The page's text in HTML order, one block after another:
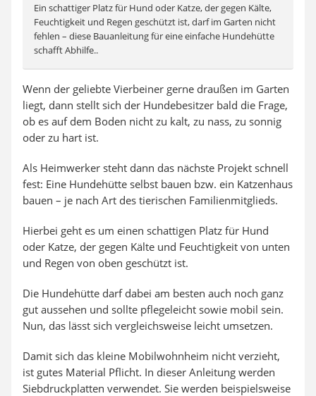
Ein schattiger Platz für Hund oder Katze, der gegen Kälte,
Feuchtigkeit und Regen geschützt ist, darf im Garten nicht
fehlen – diese Bauanleitung für eine einfache Hundehütte
schafft Abhilfe..
Wenn der geliebte Vierbeiner gerne draußen im Garten
liegt, dann stellt sich der Hundebesitzer bald die Frage,
ob es auf dem Boden nicht zu kalt, zu nass, zu sonnig
oder zu hart ist.
Als Heimwerker steht dann das nächste Projekt schnell
fest: Eine Hundehütte selbst bauen bzw. ein Katzenhaus
bauen – je nach Art des tierischen Familienmitglieds.
Hierbei geht es um einen schattigen Platz für Hund
oder Katze, der gegen Kälte und Feuchtigkeit von unten
und Regen von oben geschützt ist.
Die Hundehütte darf dabei am besten auch noch ganz
gut aussehen und sollte pflegeleicht sowie mobil sein.
Nun, das lässt sich vergleichsweise leicht umsetzen.
Damit sich das kleine Mobilwohnheim nicht verzieht,
ist gutes Material Pflicht. In dieser Anleitung werden
Siebdruckplatten verwendet. Sie werden beispielsweise